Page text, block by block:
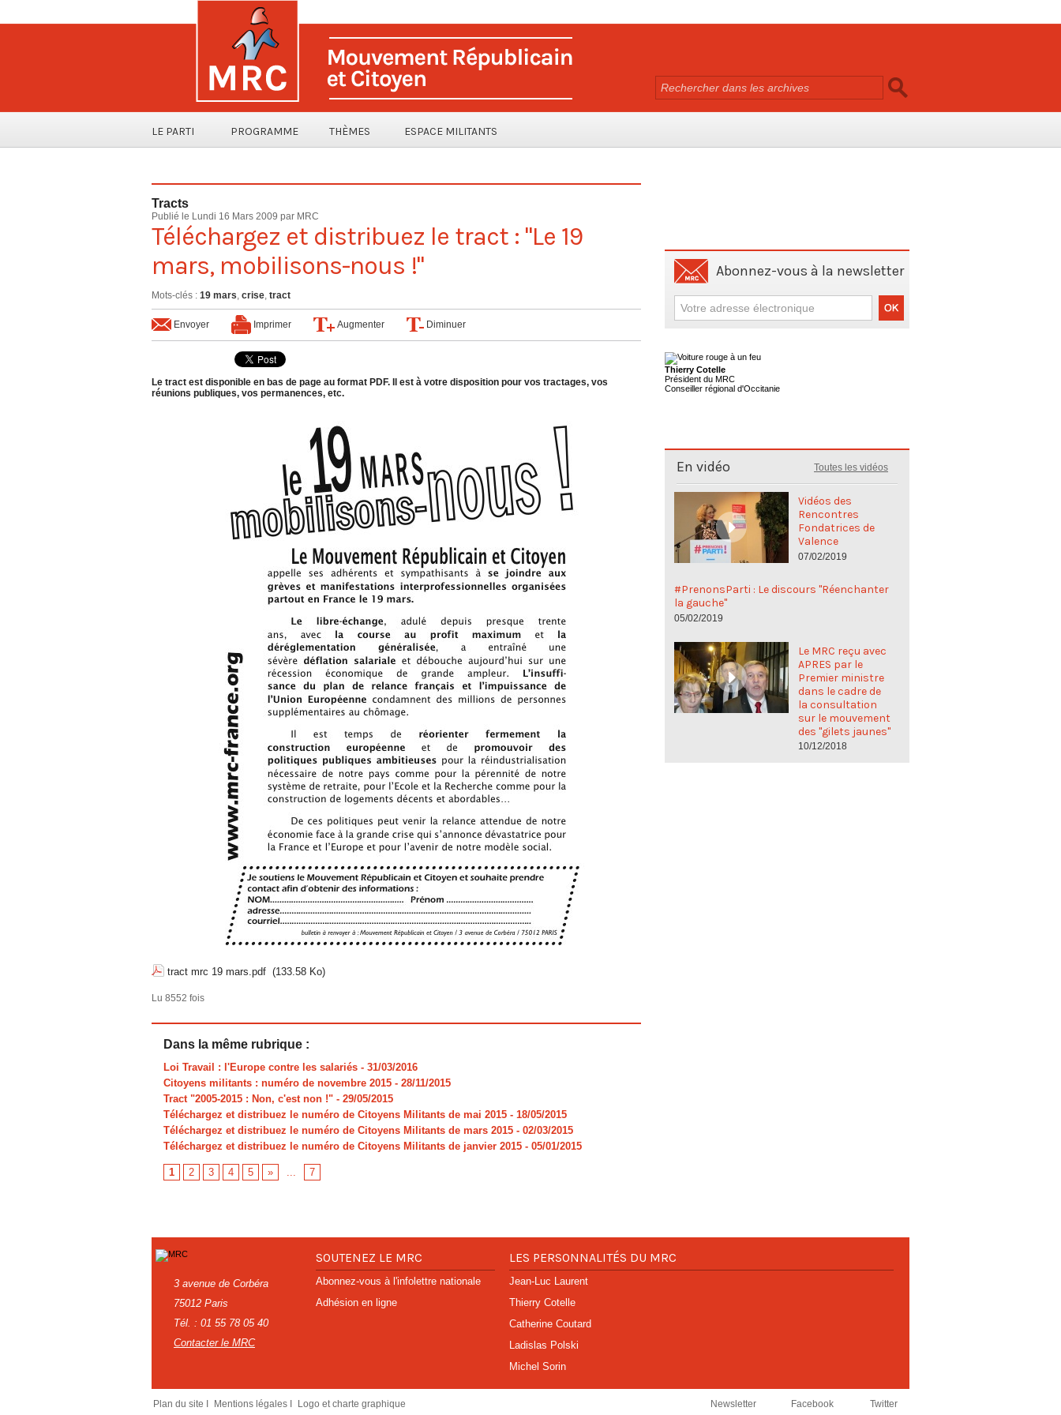
LE PARTI PROGRAMME THÈMES ESPACE MILITANTS
Tracts
Publié le Lundi 16 Mars 2009 par MRC
Téléchargez et distribuez le tract : "Le 19
mars, mobilisons-nous !"
Mots-clés : 19 mars, crise, tract
Envoyer Imprimer Augmenter Diminuer
Le tract est disponible en bas de page au format PDF. Il est à votre disposition pour vos tractages, vos
réunions publiques, vos permanences, etc.
tract mrc 19 mars.pdf (133.58 Ko)
Lu 8552 fois
Dans la même rubrique :
Loi Travail : l'Europe contre les salariés - 31/03/2016
Citoyens militants : numéro de novembre 2015 - 28/11/2015
Tract "2005-2015 : Non, c'est non !" - 29/05/2015
Téléchargez et distribuez le numéro de Citoyens Militants de mai 2015 - 18/05/2015
Téléchargez et distribuez le numéro de Citoyens Militants de mars 2015 - 02/03/2015
Téléchargez et distribuez le numéro de Citoyens Militants de janvier 2015 - 05/01/2015
1 2 3 4 5 » ... 7
Abonnez-vous à la newsletter
Thierry Cotelle
Président du MRC
Conseiller régional d'Occitanie
En vidéo Toutes les vidéos
Vidéos des
Rencontres
Fondatrices de
Valence
07/02/2019
#PrenonsParti : Le discours "Réenchanter
la gauche"
05/02/2019
Le MRC reçu avec
APRES par le
Premier ministre
dans le cadre de
la consultation
sur le mouvement
des "gilets jaunes"
10/12/2018
3 avenue de Corbéra
75012 Paris
Tél. : 01 55 78 05 40
Contacter le MRC
SOUTENEZ LE MRC
Abonnez-vous à l'infolettre nationale
Adhésion en ligne
LES PERSONNALITÉS DU MRC
Jean-Luc Laurent
Thierry Cotelle
Catherine Coutard
Ladislas Polski
Michel Sorin
Plan du site I Mentions légales I Logo et charte graphique Newsletter Facebook Twitter